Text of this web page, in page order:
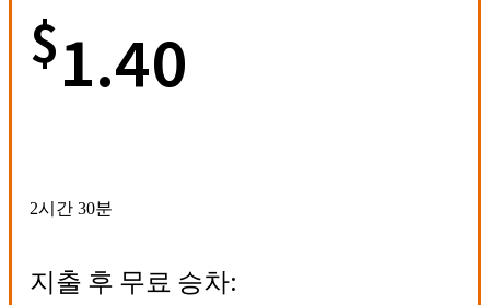
$1.40
2시간 30분
지출 후 무료 승차: